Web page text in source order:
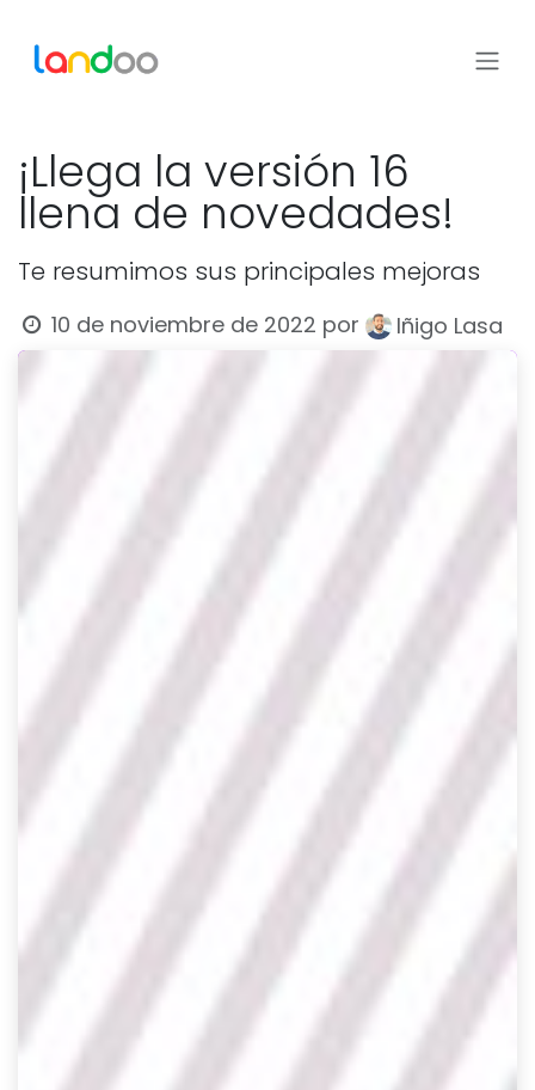
¡Llega la versión 16
llena de novedades!
Te resumimos sus principales mejoras
10 de noviembre de 2022 por Iñigo Lasa